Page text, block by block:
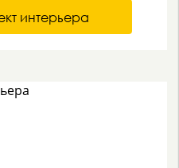
интерьера